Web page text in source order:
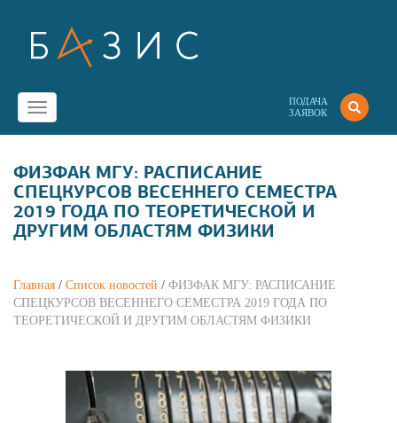
ПОДАЧА
ЗАЯВОК
Toggle
navigation
ФИЗФАК МГУ: РАСПИСАНИЕ
СПЕЦКУРСОВ ВЕСЕННЕГО СЕМЕСТРА
2019 ГОДА ПО ТЕОРЕТИЧЕСКОЙ И
ДРУГИМ ОБЛАСТЯМ ФИЗИКИ
Главная / Список новостей / ФИЗФАК МГУ: РАСПИСАНИЕ
СПЕЦКУРСОВ ВЕСЕННЕГО СЕМЕСТРА 2019 ГОДА ПО
ТЕОРЕТИЧЕСКОЙ И ДРУГИМ ОБЛАСТЯМ ФИЗИКИ